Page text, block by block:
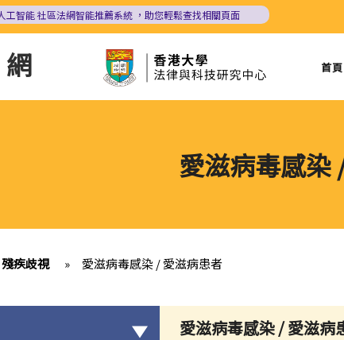
工智能社區法網智能推薦系統 ，助您輕鬆查找相關頁面
首頁
愛滋病毒感染
殘疾歧視 » 愛滋病毒感染 / 愛滋病患者
愛滋病毒感染 / 愛滋病